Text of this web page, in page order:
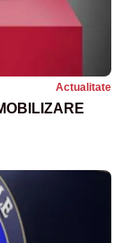
Actualitate